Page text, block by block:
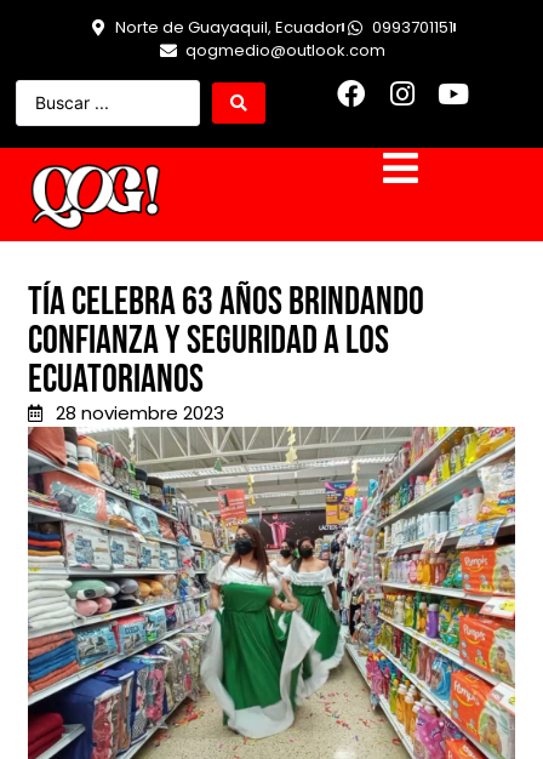
Norte de Guayaquil, Ecuador
0993701151
qogmedio@outlook.com
Tía celebra 63 años brindando
confianza y seguridad a los
ecuatorianos
28 noviembre 2023